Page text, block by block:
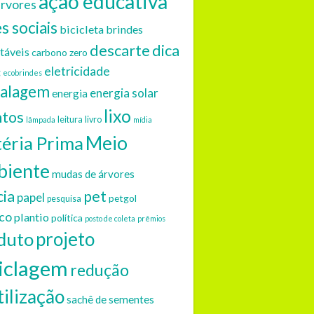
sociais bicicleta brindes
carbono zero descartedica
ecobrindes eletricidade
energia energia solar
lâmpada leitura livro lixo mídia
Prima Meio
mudas de árvores
papel pesquisa pet petgol
plantiopolítica posto de coleta prêmios
projeto
redução
sachê de sementes